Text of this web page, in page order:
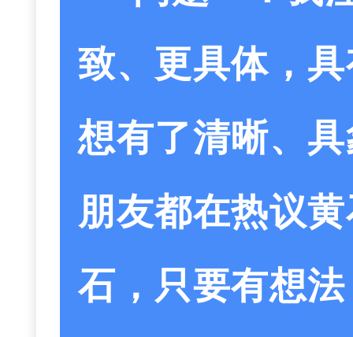
致、更具体，
想有了清晰、
朋友都在热议
石，只要有想